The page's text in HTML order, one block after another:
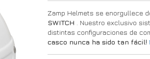
Zamp Helmets se enorgullece
SWITCH
. Nuestro exclusivo
distintas configuraciones de
casco nunca ha sido tan fácil!